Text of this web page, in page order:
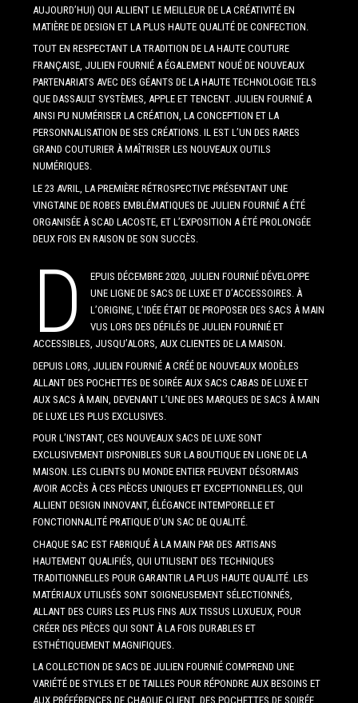
AUJOURD’HUI) QUI ALLIENT LE MEILLEUR DE LA CRÉATIVITÉ EN
MATIÈRE DE DESIGN ET LA PLUS HAUTE QUALITÉ DE CONFECTION.
TOUT EN RESPECTANT LA TRADITION DE LA HAUTE COUTURE
FRANÇAISE, JULIEN FOURNIÉ A ÉGALEMENT NOUÉ DE NOUVEAUX
PARTENARIATS AVEC DES GÉANTS DE LA HAUTE TECHNOLOGIE TELS
QUE DASSAULT SYSTÈMES, APPLE ET TENCENT. JULIEN FOURNIÉ A
AINSI PU NUMÉRISER LA CRÉATION, LA CONCEPTION ET LA
PERSONNALISATION DE SES CRÉATIONS. IL EST L’UN DES RARES
GRAND COUTURIER À MAÎTRISER LES NOUVEAUX OUTILS
NUMÉRIQUES.
LE 23 AVRIL, LA PREMIÈRE RÉTROSPECTIVE PRÉSENTANT UNE
VINGTAINE DE ROBES EMBLÉMATIQUES DE JULIEN FOURNIÉ A ÉTÉ
ORGANISÉE À SCAD LACOSTE, ET L’EXPOSITION A ÉTÉ PROLONGÉE
DEUX FOIS EN RAISON DE SON SUCCÈS.
D
EPUIS DÉCEMBRE 2020, JULIEN FOURNIÉ DÉVELOPPE
UNE LIGNE DE SACS DE LUXE ET D’ACCESSOIRES. À
L’ORIGINE, L’IDÉE ÉTAIT DE PROPOSER DES SACS À MAIN
VUS LORS DES DÉFILÉS DE JULIEN FOURNIÉ ET
ACCESSIBLES, JUSQU’ALORS, AUX CLIENTES DE LA MAISON.
DEPUIS LORS, JULIEN FOURNIÉ A CRÉÉ DE NOUVEAUX MODÈLES
ALLANT DES POCHETTES DE SOIRÉE AUX SACS CABAS DE LUXE ET
AUX SACS À MAIN, DEVENANT L’UNE DES MARQUES DE SACS À MAIN
DE LUXE LES PLUS EXCLUSIVES.
POUR L’INSTANT, CES NOUVEAUX SACS DE LUXE SONT
EXCLUSIVEMENT DISPONIBLES SUR LA BOUTIQUE EN LIGNE DE LA
MAISON. LES CLIENTS DU MONDE ENTIER PEUVENT DÉSORMAIS
AVOIR ACCÈS À CES PIÈCES UNIQUES ET EXCEPTIONNELLES, QUI
ALLIENT DESIGN INNOVANT, ÉLÉGANCE INTEMPORELLE ET
FONCTIONNALITÉ PRATIQUE D’UN SAC DE QUALITÉ.
CHAQUE SAC EST FABRIQUÉ À LA MAIN PAR DES ARTISANS
HAUTEMENT QUALIFIÉS, QUI UTILISENT DES TECHNIQUES
TRADITIONNELLES POUR GARANTIR LA PLUS HAUTE QUALITÉ. LES
MATÉRIAUX UTILISÉS SONT SOIGNEUSEMENT SÉLECTIONNÉS,
ALLANT DES CUIRS LES PLUS FINS AUX TISSUS LUXUEUX, POUR
CRÉER DES PIÈCES QUI SONT À LA FOIS DURABLES ET
ESTHÉTIQUEMENT MAGNIFIQUES.
LA COLLECTION DE SACS DE JULIEN FOURNIÉ COMPREND UNE
VARIÉTÉ DE STYLES ET DE TAILLES POUR RÉPONDRE AUX BESOINS ET
AUX PRÉFÉRENCES DE CHAQUE CLIENT. DES POCHETTES DE SOIRÉE